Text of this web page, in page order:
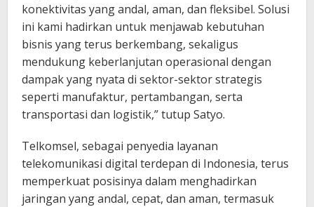
konektivitas yang andal, aman, dan fleksibel. Solusi
ini kami hadirkan untuk menjawab kebutuhan
bisnis yang terus berkembang, sekaligus
mendukung keberlanjutan operasional dengan
dampak yang nyata di sektor-sektor strategis
seperti manufaktur, pertambangan, serta
transportasi dan logistik,” tutup Satyo.
Telkomsel, sebagai penyedia layanan
telekomunikasi digital terdepan di Indonesia, terus
memperkuat posisinya dalam menghadirkan
jaringan yang andal, cepat, dan aman, termasuk